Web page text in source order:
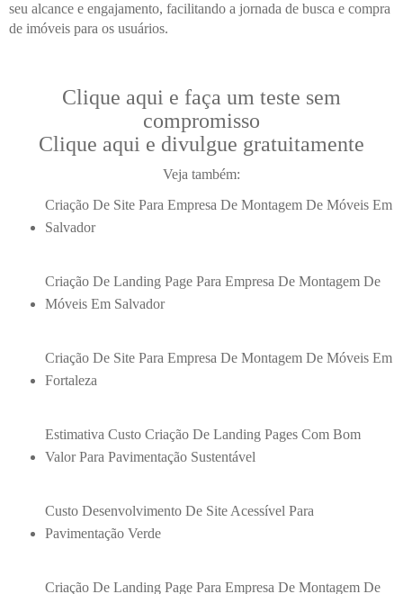
seu alcance e engajamento, facilitando a jornada de busca e compra
de imóveis para os usuários.
Clique aqui e faça um teste sem
compromisso
Clique aqui e divulgue gratuitamente
Veja também:
Criação De Site Para Empresa De Montagem De Móveis Em
Salvador
Criação De Landing Page Para Empresa De Montagem De
Móveis Em Salvador
Criação De Site Para Empresa De Montagem De Móveis Em
Fortaleza
Estimativa Custo Criação De Landing Pages Com Bom
Valor Para Pavimentação Sustentável
Custo Desenvolvimento De Site Acessível Para
Pavimentação Verde
Criação De Landing Page Para Empresa De Montagem De